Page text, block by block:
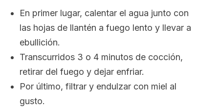
En primer lugar, calentar el agua junto con
las hojas de llantén a fuego lento y llevar a
ebullición.
Transcurridos 3 o 4 minutos de cocción,
retirar del fuego y dejar enfriar.
Por último, filtrar y endulzar con miel al
gusto.